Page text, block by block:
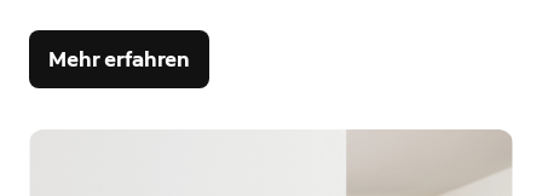
Mehr erfahren